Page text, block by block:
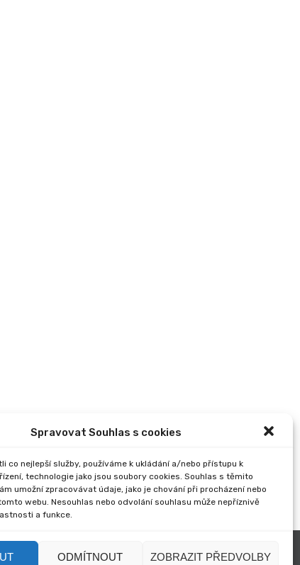
Spravovat Souhlas s cookies
co nejlepší služby, používáme k ukládání a/nebo přístupu k
technologie jako jsou soubory cookies. Souhlas s těmito
umožní zpracovávat údaje, jako je chování při procházení nebo
webu. Nesouhlas nebo odvolání souhlasu může nepříznivě
a funkce.
ODMÍTNOUT ZOBRAZIT PŘEDVOLBY